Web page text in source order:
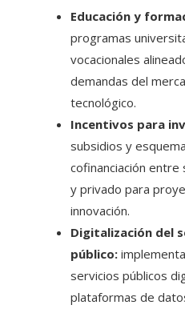
Educación y
programas
vocacionales
demandas del
tecnológico.
Incentivos para
subsidios y
cofinanciación entre
y privado para
innovación.
Digitalización del
público:
servicios públicos
plataformas de